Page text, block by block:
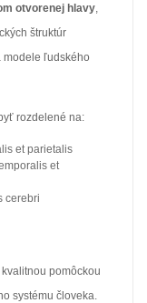
otvorenej hlavy,
štruktúr
modele ľudského
rozdelené na:
et parietalis
et
cerebri
pomôckou
systému človeka.